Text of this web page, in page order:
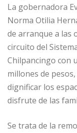
La gobernadora
Norma Otilia
de arranque a las
circuito del
Chilpancingo con
millones de
dignificar los
disfrute de las
Se trata de la